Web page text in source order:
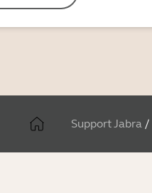
Support Jabra /